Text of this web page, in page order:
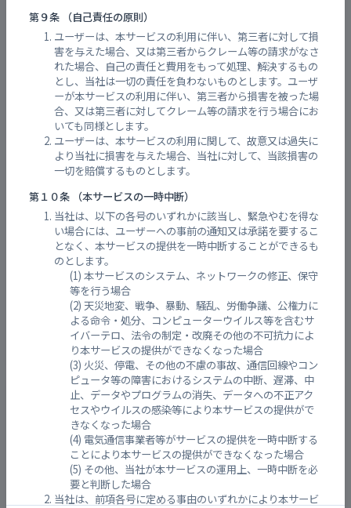
第９条 （自己責任の原則）
ユーザーは、本サービスの利用に伴い、第三者に対して損
害を与えた場合、又は第三者からクレーム等の請求がなさ
れた場合、自己の責任と費用をもって処理、解決するもの
とし、当社は一切の責任を負わないものとします。ユーザ
ーが本サービスの利用に伴い、第三者から損害を被った場
合、又は第三者に対してクレーム等の請求を行う場合にお
いても同様とします。
ユーザーは、本サービスの利用に関して、故意又は過失に
より当社に損害を与えた場合、当社に対して、当該損害の
一切を賠償するものとします。
第１０条 （本サービスの一時中断）
当社は、以下の各号のいずれかに該当し、緊急やむを得な
い場合には、ユーザーへの事前の通知又は承諾を要するこ
となく、本サービスの提供を一時中断することができるも
のとします。
本サービスのシステム、ネットワークの修正、保守
等を行う場合
天災地変、戦争、暴動、騒乱、労働争議、公権力に
よる命令・処分、コンピューターウイルス等を含むサ
イバーテロ、法令の制定・改廃その他の不可抗力によ
り本サービスの提供ができなくなった場合
火災、停電、その他の不慮の事故、通信回線やコン
ピュータ等の障害におけるシステムの中断、遅滞、中
止、データやプログラムの消失、データへの不正アク
セスやウイルスの感染等により本サービスの提供がで
きなくなった場合
電気通信事業者等がサービスの提供を一時中断する
ことにより本サービスの提供ができなくなった場合
その他、当社が本サービスの運用上、一時中断を必
要と判断した場合
当社は、前項各号に定める事由のいずれかにより本サービ
福山市神辺町川南
福山市郷分